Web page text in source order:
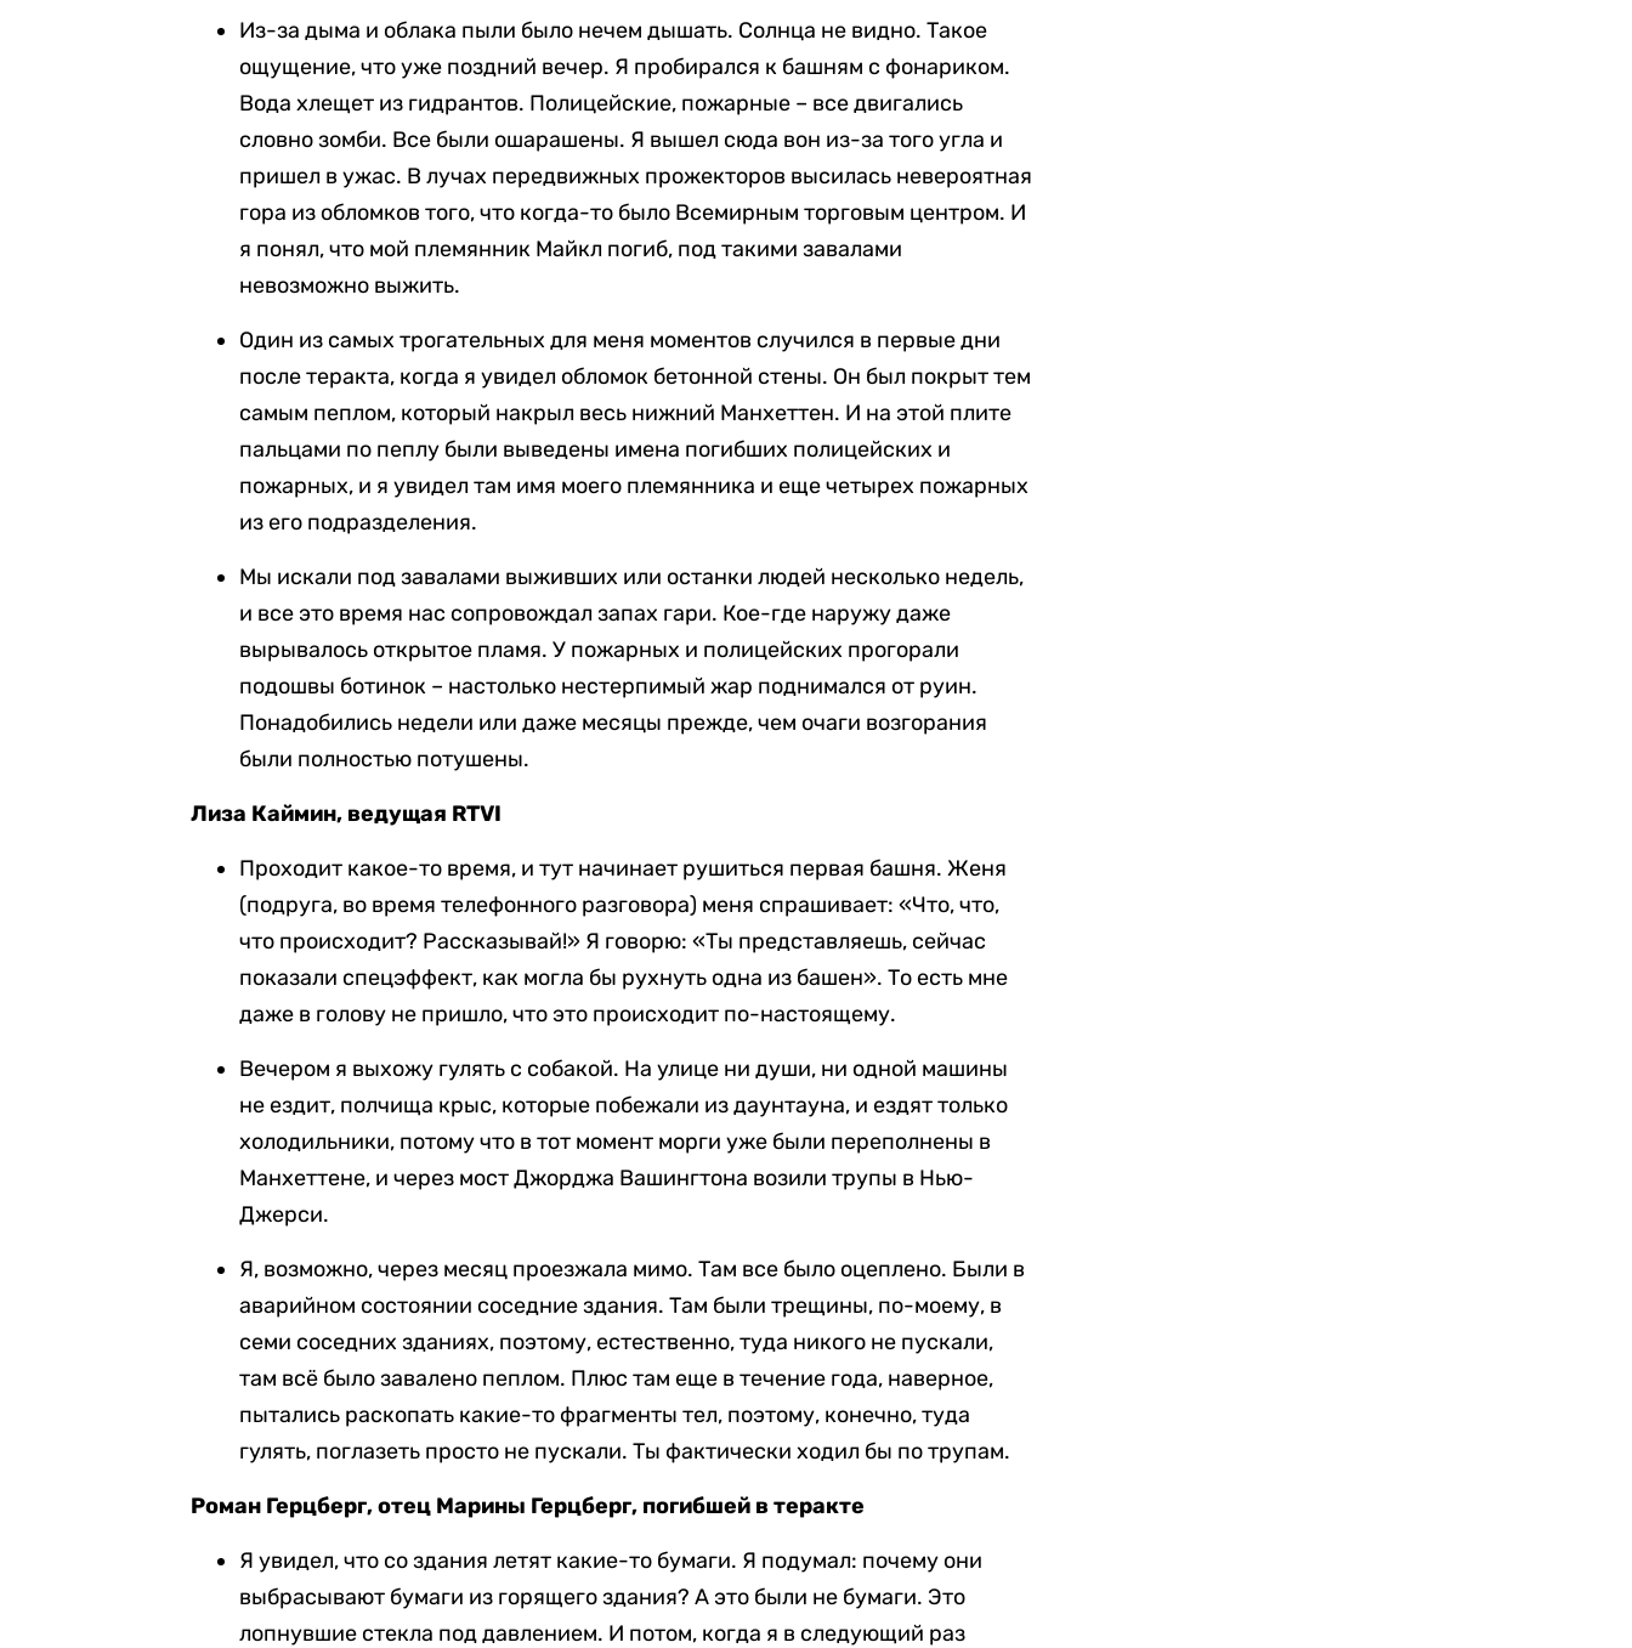
Из-за дыма и облака пыли было нечем дышать. Солнца не видно. Такое
ощущение, что уже поздний вечер. Я пробирался к башням с фонариком.
Вода хлещет из гидрантов. Полицейские, пожарные – все двигались
словно зомби. Все были ошарашены. Я вышел сюда вон из-за того угла и
пришел в ужас. В лучах передвижных прожекторов высилась невероятная
гора из обломков того, что когда-то было Всемирным торговым центром. И
я понял, что мой племянник Майкл погиб, под такими завалами
невозможно выжить.
Один из самых трогательных для меня моментов случился в первые дни
после теракта, когда я увидел обломок бетонной стены. Он был покрыт тем
самым пеплом, который накрыл весь нижний Манхеттен. И на этой плите
пальцами по пеплу были выведены имена погибших полицейских и
пожарных, и я увидел там имя моего племянника и еще четырех пожарных
из его подразделения.
Мы искали под завалами выживших или останки людей несколько недель,
и все это время нас сопровождал запах гари. Кое-где наружу даже
вырывалось открытое пламя. У пожарных и полицейских прогорали
подошвы ботинок – настолько нестерпимый жар поднимался от руин.
Понадобились недели или даже месяцы прежде, чем очаги возгорания
были полностью потушены.
Лиза Каймин, ведущая RTVI
Проходит какое-то время, и тут начинает рушиться первая башня. Женя
(подруга, во время телефонного разговора) меня спрашивает: «Что, что,
что происходит? Рассказывай!» Я говорю: «Ты представляешь, сейчас
показали спецэффект, как могла бы рухнуть одна из башен». То есть мне
даже в голову не пришло, что это происходит по-настоящему.
Вечером я выхожу гулять с собакой. На улице ни души, ни одной машины
не ездит, полчища крыс, которые побежали из даунтауна, и ездят только
холодильники, потому что в тот момент морги уже были переполнены в
Манхеттене, и через мост Джорджа Вашингтона возили трупы в Нью-
Джерси.
Я, возможно, через месяц проезжала мимо. Там все было оцеплено. Были в
аварийном состоянии соседние здания. Там были трещины, по-моему, в
семи соседних зданиях, поэтому, естественно, туда никого не пускали,
там всё было завалено пеплом. Плюс там еще в течение года, наверное,
пытались раскопать какие-то фрагменты тел, поэтому, конечно, туда
гулять, поглазеть просто не пускали. Ты фактически ходил бы по трупам.
Роман Герцберг, отец Марины Герцберг, погибшей в теракте
Я увидел, что со здания летят какие-то бумаги. Я подумал: почему они
выбрасывают бумаги из горящего здания? А это были не бумаги. Это
лопнувшие стекла под давлением. И потом, когда я в следующий раз